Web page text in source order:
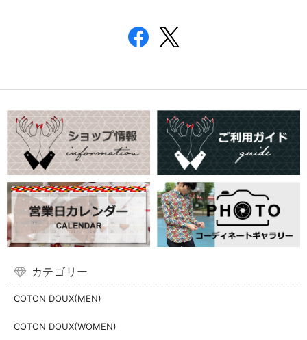
カテゴリー
COTON DOUX(MEN)
COTON DOUX(WOMEN)